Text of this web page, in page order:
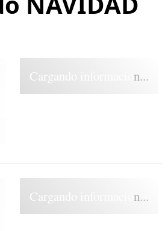
Cargando información...
Cargando información...